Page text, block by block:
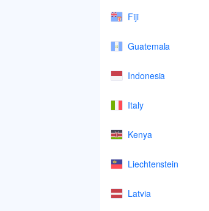
Fiji
Guatemala
Indonesia
Italy
Kenya
Liechtenstein
Latvia